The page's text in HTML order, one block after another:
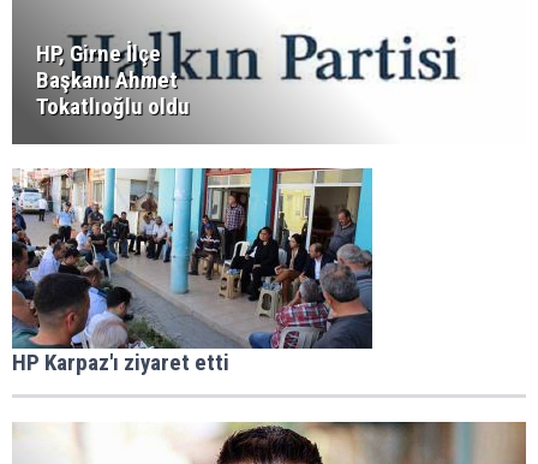
HP, Girne İlçe
Başkanı Ahmet
Tokatlıoğlu oldu
HP Karpaz'ı ziyaret etti